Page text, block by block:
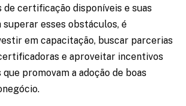
certificação disponíveis e suas
superar esses obstáculos, é
em capacitação, buscar parcerias
e aproveitar incentivos
promovam a adoção de boas